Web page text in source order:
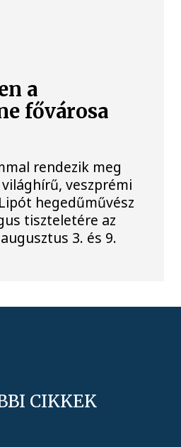
a
fővárosa
rendezik meg
veszprémi
hegedűművész
tiszteletére az
3. és 9.
CIKKEK